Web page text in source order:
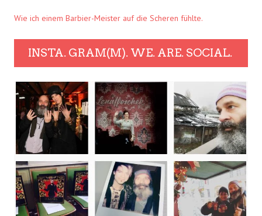
Wie ich einem Barbier-Meister auf die Scheren fühlte.
INSTA. GRAM(M). WE. ARE. SOCIAL.